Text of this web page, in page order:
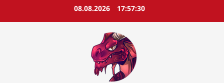
08.08.2026 17:57:33